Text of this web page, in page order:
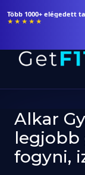
Étrendek, receptek és
★★★★★
Alkar
legjobb
fogyni,